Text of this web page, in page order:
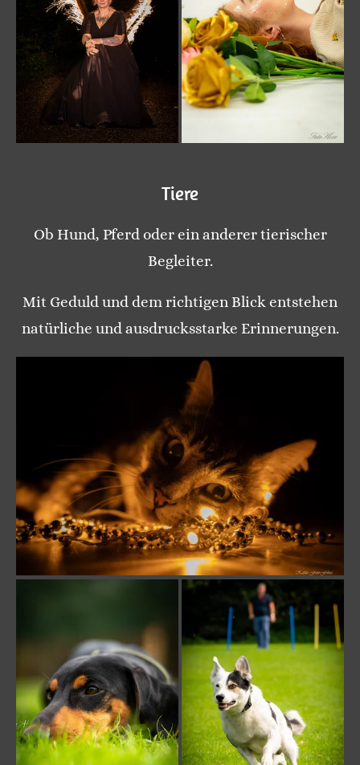
Tiere
Ob Hund, Pferd oder ein anderer tierischer
Begleiter.
Mit Geduld und dem richtigen Blick entstehen
natürliche und ausdrucksstarke Erinnerungen.